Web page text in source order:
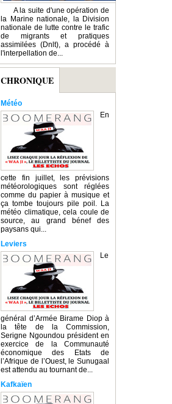
A la suite d'une opération de
la Marine nationale, la Division
nationale de lutte contre le trafic
de migrants et pratiques
assimilées (Dnlt), a procédé à
l'interpellation de...
CHRONIQUE
Météo
En
cette fin juillet, les prévisions
météorologiques sont réglées
comme du papier à musique et
ça tombe toujours pile poil. La
météo climatique, cela coule de
source, au grand bénef des
paysans qui...
Leviers
Le
général d’Armée Birame Diop à
la tête de la Commission,
Serigne Ngoundou président en
exercice de la Communauté
économique des Etats de
l’Afrique de l’Ouest, le Sunugaal
est attendu au tournant de...
Kafkaïen